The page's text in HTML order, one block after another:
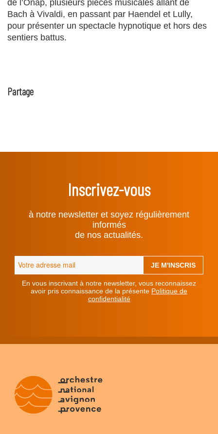
Partage
de l’Onap, plusieurs pièces musicales allant de
Bach à Vivaldi, en passant par Haendel et Lully,
pour présenter un spectacle hypnotique et hors des
sentiers battus.
Inscrivez-vous
à notre newsletter et soyez régulièrement
informés
de nos actualités.
En vous inscrivant à notre newsletter, vous reconnaissez
avoir pris connaissance de la présente Politique de
confidentialité